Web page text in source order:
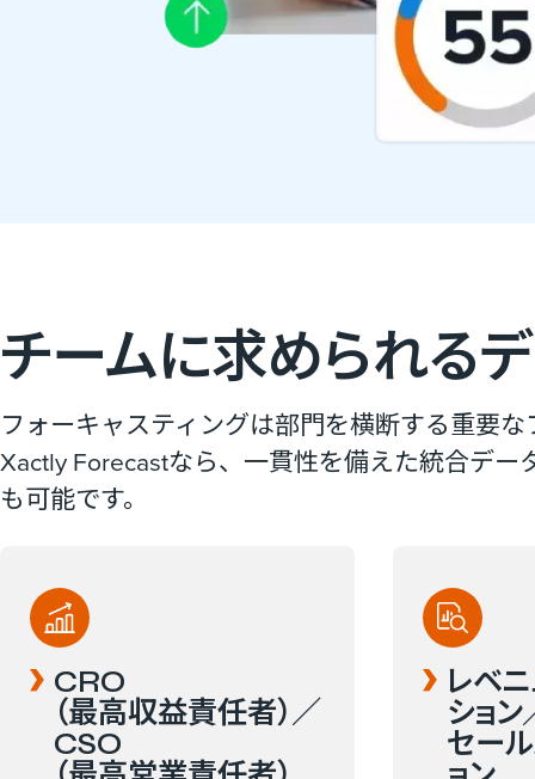
チームに​求められる​デ
フォーキャスティングは部門を横断する重要
Xactly Forecastなら、一貫性を備えた統合デ
も可能です。
CRO​
（最高収益責任者）​／
CSO​
レベ
ション
セー